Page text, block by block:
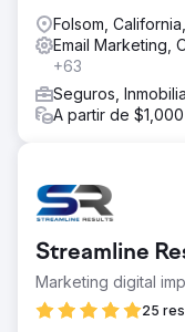
Folsom,
Email Marketing,
+63
Seguros,
A partir de $1,000
Streamline
Marketing digital
25